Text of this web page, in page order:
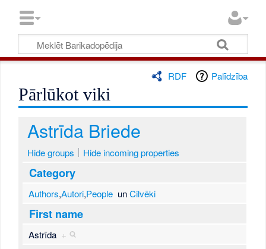
RDF Palīdzība
Pārlūkot viki
Astrīda Briede
Hide groups Hide incoming properties
Category
Authors,Autori,PeopleunCilvēki
First name
Astrīda +